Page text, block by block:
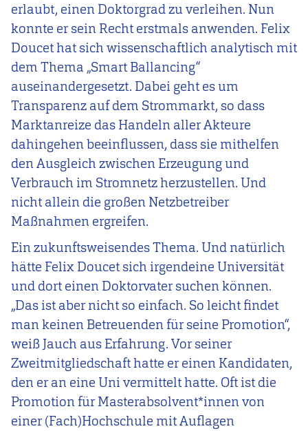
erlaubt, einen Doktorgrad zu verleihen. Nun
konnte er sein Recht erstmals anwenden. Felix
Doucet hat sich wissenschaftlich analytisch mit
dem Thema „Smart Ballancing“
auseinandergesetzt. Dabei geht es um
Transparenz auf dem Strommarkt, so dass
Marktanreize das Handeln aller Akteure
dahingehen beeinflussen, dass sie mithelfen
den Ausgleich zwischen Erzeugung und
Verbrauch im Stromnetz herzustellen. Und
nicht allein die großen Netzbetreiber
Maßnahmen ergreifen.
Ein zukunftsweisendes Thema. Und natürlich
hätte Felix Doucet sich irgendeine Universität
und dort einen Doktorvater suchen können.
„Das ist aber nicht so einfach. So leicht findet
man keinen Betreuenden für seine Promotion“,
weiß Jauch aus Erfahrung. Vor seiner
Zweitmitgliedschaft hatte er einen Kandidaten,
den er an eine Uni vermittelt hatte. Oft ist die
Promotion für Masterabsolvent*innen von
einer (Fach)Hochschule mit Auflagen